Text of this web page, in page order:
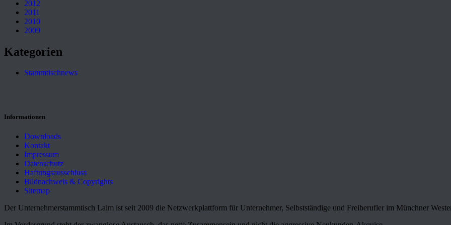
2012
2011
2010
2009
Kategorien
Stammtischnews
Informationen
Downloads
Kontakt
Impressum
Datenschutz
Haftungsausschluss
Bildnachweis & Copyrights
Sitemap
Der Unternehmerstammtisch Laim ist seit 2009 die Netzwerkplattform für Unternehmer, Selbstständige und Freiberufler im Münchner